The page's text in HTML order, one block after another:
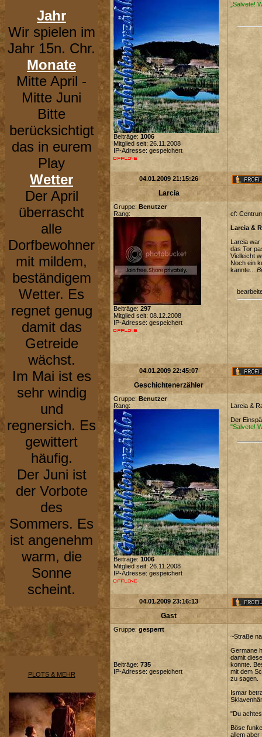
Jahr
Wir spielen im
Jahr 15n. Chr.
Monate
Mitte April -
Mitte Juni
Bitte
berücksichtigt
das in eurem
Play
Wetter
Der April
überrascht
alle
Dorfbewohner
mit mildem,
beständigem
Wetter. Es
regnet genug
damit das
Getreide
wächst.
Im Mai ist es
sehr windig
und
regnersich. Es
gewittert
häufig.
Der Juni ist
der Vorbote
des
Sommers. Es
ist angenehm
warm, die
Sonne
scheint.
PLOTS & MEHR
Beiträge: 1006
Mitglied seit: 26.11.2008
IP-Adresse: gespeichert
„Salvete!
04.01.2009 21:15:26
Larcia
Gruppe: Benutzer
Rang:
Beiträge: 297
Mitglied seit: 08.12.2008
IP-Adresse: gespeichert
cf:
Larcia &
Larcia war
das Tor
Vielleicht
Noch ein
kannte...
04.01.2009 22:45:07
Geschichtenerzähler
Gruppe: Benutzer
Rang:
Beiträge: 1006
Mitglied seit: 26.11.2008
IP-Adresse: gespeichert
Larcia &
Der
"Salvete!
04.01.2009 23:16:13
Gast
Gruppe: gesperrt
Beiträge: 735
IP-Adresse: gespeichert
~Straße
Germane
damit
konnte.
mit dem
zu sagen.
Ismar
"Du
Böse
allem aber